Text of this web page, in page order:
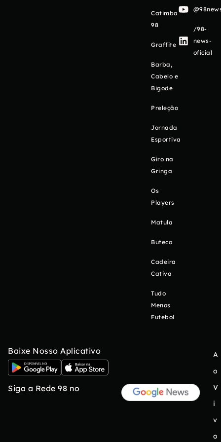
Catimba
98
Graffite
Barba,
Cabelo e
Bigode
Preleção
Jornada
Esportiva
Giro na
Gringa
Os
Players
Matula
Buteco
Cadeira
Cativa
Tudo
Menos
Futebol
/98-
news-
oficial
Baixe Nosso Aplicativo
Siga a Rede 98 no
A
o
V
i
v
o